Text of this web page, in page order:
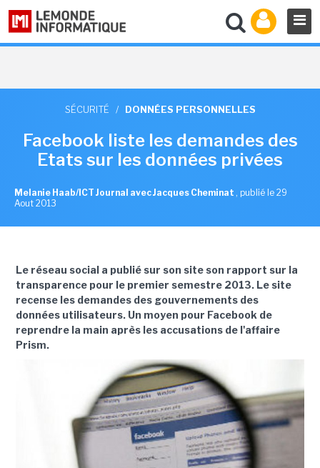
SÉCURITÉ / DONNÉES PERSONNELLES
Facebook liste les demandes des
Etats sur les données privées
Melanie Haab/ICT Journal avec Jacques Cheminat , publié le 29
Aout 2013
Le réseau social a publié sur son site son rapport sur la
transparence pour le premier semestre 2013. Le site
recense les demandes des gouvernements des
données utilisateurs. Un moyen pour Facebook de
reprendre la main après les accusations de l'affaire
Prism.